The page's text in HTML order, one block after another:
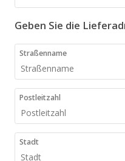
Geben Sie die
Straßenname
Postleitzahl
Stadt